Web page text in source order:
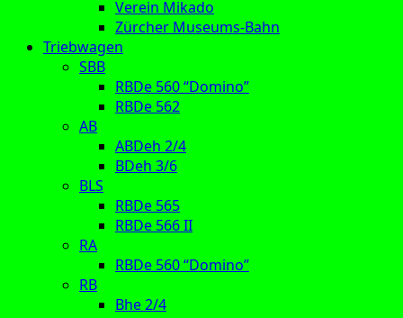
Verein Mikado
Zürcher Museums-Bahn
Triebwagen
SBB
RBDe 560 “Domino”
RBDe 562
AB
ABDeh 2/4
BDeh 3/6
BLS
RBDe 565
RBDe 566 II
RA
RBDe 560 “Domino”
RB
Bhe 2/4